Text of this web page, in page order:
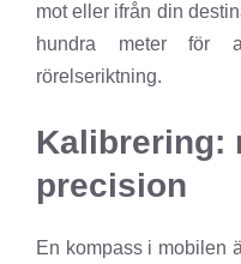
mot eller ifrån din
hundra meter för
rörelseriktning.
Kalibrering:
precision
En kompass i mobilen